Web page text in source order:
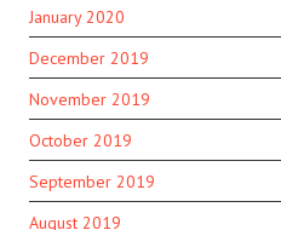
January 2020
December 2019
November 2019
October 2019
September 2019
August 2019